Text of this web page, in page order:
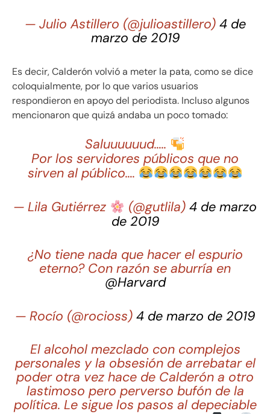
— Julio Astillero (@julioastillero) 4 de
marzo de 2019
Es decir, Calderón volvió a meter la pata, como se dice
coloquialmente, por lo que varios usuarios
respondieron en apoyo del periodista. Incluso algunos
mencionaron que quizá andaba un poco tomado:
Saluuuuuud…..
Por los servidores públicos que no
sirven al público….
— Lila Gutiérrez (@gutlila) 4 de marzo
de 2019
¿No tiene nada que hacer el espurio
eterno? Con razón se aburría en
@Harvard
— Rocío (@rocioss) 4 de marzo de 2019
El alcohol mezclado con complejos
personales y la obsesión de arrebatar el
poder otra vez hace de Calderón a otro
lastimoso pero perverso bufón de la
política. Le sigue los pasos al depeciable